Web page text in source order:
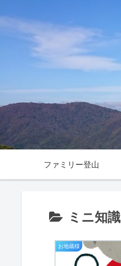
ファミリー登山
ミニ知識
お地蔵様